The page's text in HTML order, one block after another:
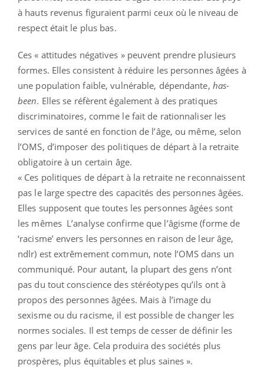
à hauts revenus figuraient parmi ceux où le niveau de
respect était le plus bas.
Ces « attitudes négatives » peuvent prendre plusieurs
formes. Elles consistent à réduire les personnes âgées à
une population faible, vulnérable, dépendante, has-
been. Elles se réfèrent également à des pratiques
discriminatoires, comme le fait de rationnaliser les
services de santé en fonction de l’âge, ou même, selon
l’OMS, d’imposer des politiques de départ à la retraite
obligatoire à un certain âge.
« Ces politiques de départ à la retraite ne reconnaissent
pas le large spectre des capacités des personnes âgées.
Elles supposent que toutes les personnes âgées sont
les mêmes L’analyse confirme que l’âgisme (forme de
‘racisme’ envers les personnes en raison de leur âge,
ndlr) est extrêmement commun, note l’OMS dans un
communiqué. Pour autant, la plupart des gens n’ont
pas du tout conscience des stéréotypes qu’ils ont à
propos des personnes âgées. Mais à l’image du
sexisme ou du racisme, il est possible de changer les
normes sociales. Il est temps de cesser de définir les
gens par leur âge. Cela produira des sociétés plus
prospères, plus équitables et plus saines ».